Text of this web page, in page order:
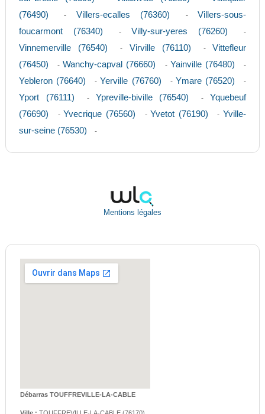
(76490)
- Villers-ecalles (76360) - Villers-sous-
foucarmont (76340)
- Villy-sur-yeres (76260) -
Vinnemerville (76540) - Virville (76110) - Vittefleur
(76450)
-Wanchy-capval (76660) - Yainville (76480) -
Yebleron (76640) - Yerville (76760) - Ymare (76520) -
Yport (76111) - Ypreville-biville (76540) - Yquebeuf
(76690)
- Yvecrique (76560) - Yvetot (76190) - Yville-
sur-seine (76530)
-
Mentions légales
Débarras TOUFFREVILLE-LA-CABLE